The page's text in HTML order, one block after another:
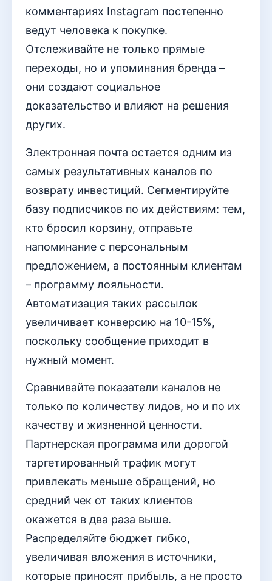
комментариях Instagram постепенно
ведут человека к покупке.
Отслеживайте не только прямые
переходы, но и упоминания бренда –
они создают социальное
доказательство и влияют на решения
других.
Электронная почта остается одним из
самых результативных каналов по
возврату инвестиций. Сегментируйте
базу подписчиков по их действиям: тем,
кто бросил корзину, отправьте
напоминание с персональным
предложением, а постоянным клиентам
– программу лояльности.
Автоматизация таких рассылок
увеличивает конверсию на 10-15%,
поскольку сообщение приходит в
нужный момент.
Сравнивайте показатели каналов не
только по количеству лидов, но и по их
качеству и жизненной ценности.
Партнерская программа или дорогой
таргетированный трафик могут
привлекать меньше обращений, но
средний чек от таких клиентов
окажется в два раза выше.
Распределяйте бюджет гибко,
увеличивая вложения в источники,
которые приносят прибыль, а не просто